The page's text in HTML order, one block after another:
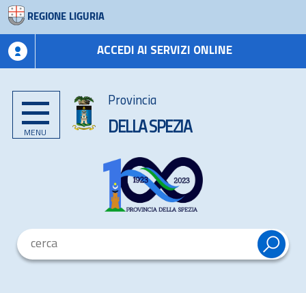
REGIONE LIGURIA
ACCEDI AI SERVIZI ONLINE
MENU
Provincia
DELLA SPEZIA